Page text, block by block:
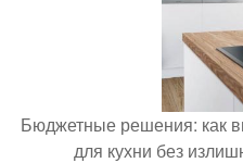
Бюджетные решения: как
для кухни без